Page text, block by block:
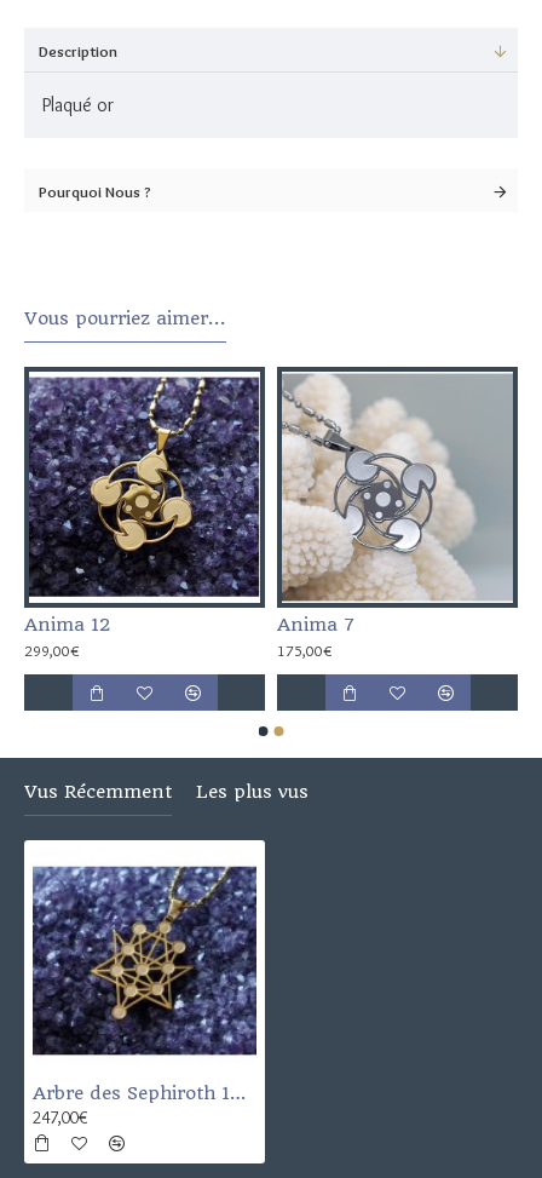
Description
Plaqué or
Pourquoi Nous ?
Vous pourriez aimer...
Anima 12
299,00€
Anima 7
175,00€
Vus Récemment Les plus vus
Arbre des Sephiroth 10 Dorée
247,00€